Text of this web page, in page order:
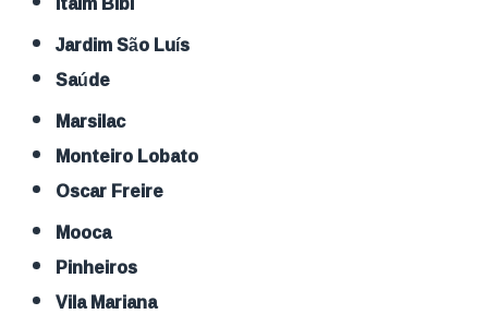
Jardim São Luís
Saúde
Marsilac
Monteiro Lobato
Oscar Freire
Mooca
Pinheiros
Vila Mariana